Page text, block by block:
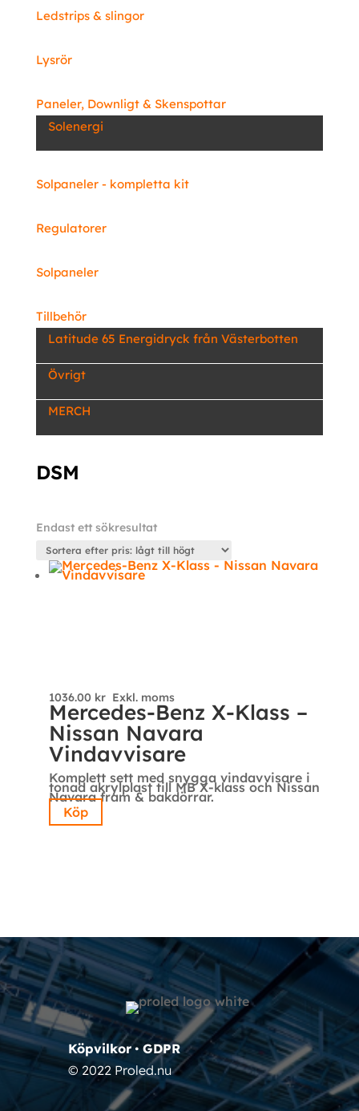
Ledstrips & slingor
Lysrör
Paneler, Downligt & Skenspottar
Solenergi
Solpaneler - kompletta kit
Regulatorer
Solpaneler
Tillbehör
Latitude 65 Energidryck från Västerbotten
Övrigt
MERCH
DSM
Endast ett sökresultat
1036.00 kr Exkl. moms
Mercedes-Benz X-Klass –
Nissan Navara
Vindavvisare
Komplett sett med snygga vindavvisare i
tonad akrylplast till MB X-klass och Nissan
Navara fram & bakdörrar.
Köp
Köpvilkor•GDPR
© 2022 Proled.nu